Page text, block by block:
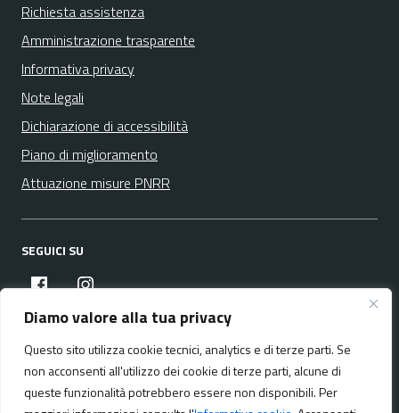
Diamo valore alla tua privacy
Questo sito utilizza cookie tecnici, analytics e di terze parti. Se
non acconsenti all'utilizzo dei cookie di terze parti, alcune di
queste funzionalità potrebbero essere non disponibili. Per
Richiesta assistenza
Amministrazione trasparente
Informativa privacy
Note legali
Dichiarazione di accessibilità
Piano di miglioramento
Attuazione misure PNRR
SEGUICI SU
facebookinstagram
Media policy Mappa del sito